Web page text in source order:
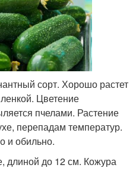
сорт. Хорошо растет
Цветение
пчелами. Растение
перепадам температур.
и обильно.
длиной до 12 см. Кожура